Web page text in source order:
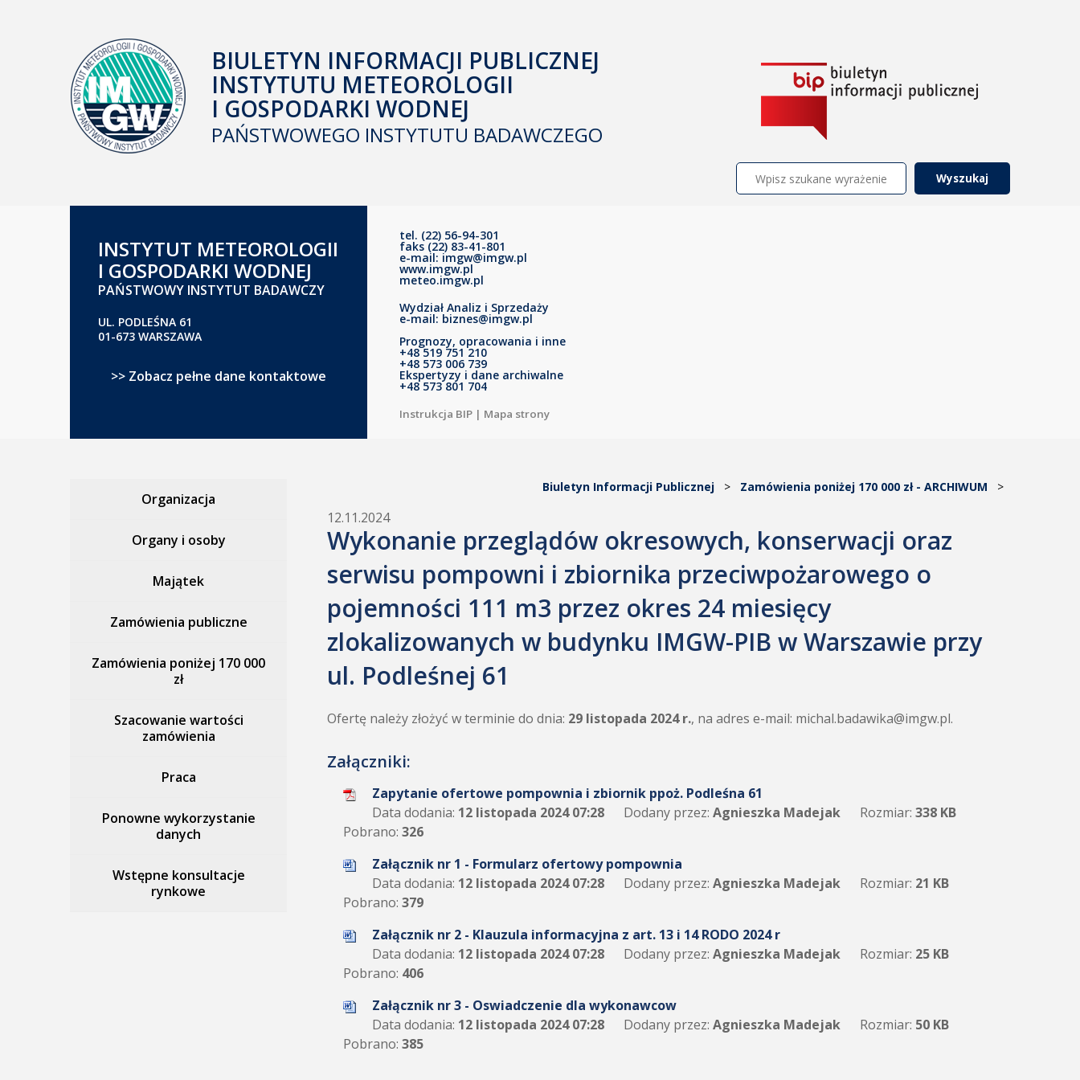
BIULETYN INFORMACJI PUBLICZNEJ
INSTYTUTU METEOROLOGII
I GOSPODARKI WODNEJ
PAŃSTWOWEGO INSTYTUTU BADAWCZEGO
Szukaj:
INSTYTUT METEOROLOGII
I GOSPODARKI WODNEJ
PAŃSTWOWY INSTYTUT BADAWCZY
UL. PODLEŚNA 61
01-673 WARSZAWA
>> Zobacz pełne dane kontaktowe
tel. (22) 56-94-301
faks (22) 83-41-801
e-mail: imgw@imgw.pl
www.imgw.pl
meteo.imgw.pl
Wydział Analiz i Sprzedaży
e-mail: biznes@imgw.pl
Prognozy, opracowania i inne
+48 519 751 210
+48 573 006 739
Ekspertyzy i dane archiwalne
+48 573 801 704
Instrukcja BIP | Mapa strony
Organizacja
Organy i osoby
Majątek
Zamówienia publiczne
Zamówienia poniżej 170 000
zł
Szacowanie wartości
zamówienia
Praca
Ponowne wykorzystanie
danych
Wstępne konsultacje
rynkowe
Biuletyn Informacji Publicznej > Zamówienia poniżej 170 000 zł - ARCHIWUM >
12.11.2024
Wykonanie przeglądów okresowych, konserwacji oraz
serwisu pompowni i zbiornika przeciwpożarowego o
pojemności 111 m3 przez okres 24 miesięcy
zlokalizowanych w budynku IMGW-PIB w Warszawie przy
ul. Podleśnej 61
Ofertę należy złożyć w terminie do dnia: 29 listopada 2024 r., na adres e-mail: michal.badawika@imgw.pl.
Załączniki:
Zapytanie ofertowe pompownia i zbiornik ppoż. Podleśna 61
Data dodania: 12 listopada 2024 07:28 Dodany przez: Agnieszka Madejak Rozmiar: 338 KB
Pobrano: 326
Załącznik nr 1 - Formularz ofertowy pompownia
Data dodania: 12 listopada 2024 07:28 Dodany przez: Agnieszka Madejak Rozmiar: 21 KB
Pobrano: 379
Załącznik nr 2 - Klauzula informacyjna z art. 13 i 14 RODO 2024 r
Data dodania: 12 listopada 2024 07:28 Dodany przez: Agnieszka Madejak Rozmiar: 25 KB
Pobrano: 406
Załącznik nr 3 - Oswiadczenie dla wykonawcow
Data dodania: 12 listopada 2024 07:28 Dodany przez: Agnieszka Madejak Rozmiar: 50 KB
Pobrano: 385